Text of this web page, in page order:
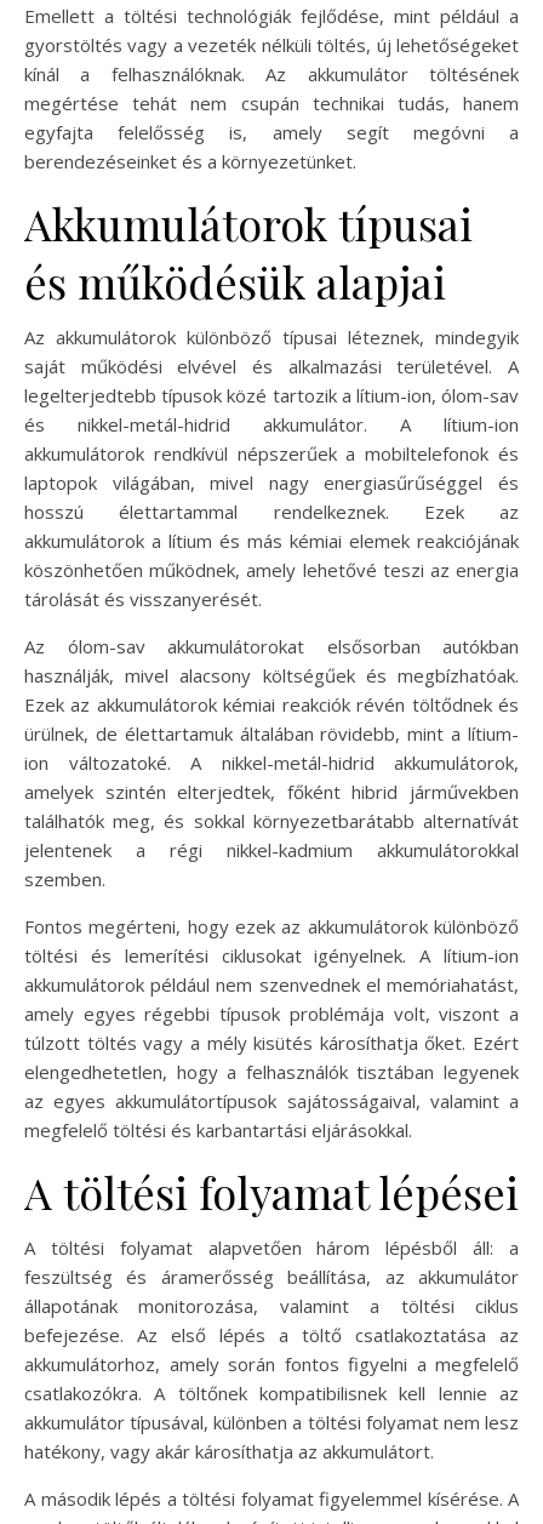
Emellett a töltési technológiák fejlődése, mint például a
gyorstöltés vagy a vezeték nélküli töltés, új lehetőségeket
kínál a felhasználóknak. Az akkumulátor töltésének
megértése tehát nem csupán technikai tudás, hanem
egyfajta felelősség is, amely segít megóvni a
berendezéseinket és a környezetünket.
Akkumulátorok típusai
és működésük alapjai
Az akkumulátorok különböző típusai léteznek, mindegyik
saját működési elvével és alkalmazási területével. A
legelterjedtebb típusok közé tartozik a lítium-ion, ólom-sav
és nikkel-metál-hidrid akkumulátor. A lítium-ion
akkumulátorok rendkívül népszerűek a mobiltelefonok és
laptopok világában, mivel nagy energiasűrűséggel és
hosszú élettartammal rendelkeznek. Ezek az
akkumulátorok a lítium és más kémiai elemek reakciójának
köszönhetően működnek, amely lehetővé teszi az energia
tárolását és visszanyerését.
Az ólom-sav akkumulátorokat elsősorban autókban
használják, mivel alacsony költségűek és megbízhatóak.
Ezek az akkumulátorok kémiai reakciók révén töltődnek és
ürülnek, de élettartamuk általában rövidebb, mint a lítium-
ion változatoké. A nikkel-metál-hidrid akkumulátorok,
amelyek szintén elterjedtek, főként hibrid járművekben
találhatók meg, és sokkal környezetbarátabb alternatívát
jelentenek a régi nikkel-kadmium akkumulátorokkal
szemben.
Fontos megérteni, hogy ezek az akkumulátorok különböző
töltési és lemerítési ciklusokat igényelnek. A lítium-ion
akkumulátorok például nem szenvednek el memóriahatást,
amely egyes régebbi típusok problémája volt, viszont a
túlzott töltés vagy a mély kisütés károsíthatja őket. Ezért
elengedhetetlen, hogy a felhasználók tisztában legyenek
az egyes akkumulátortípusok sajátosságaival, valamint a
megfelelő töltési és karbantartási eljárásokkal.
A töltési folyamat lépései
A töltési folyamat alapvetően három lépésből áll: a
feszültség és áramerősség beállítása, az akkumulátor
állapotának monitorozása, valamint a töltési ciklus
befejezése. Az első lépés a töltő csatlakoztatása az
akkumulátorhoz, amely során fontos figyelni a megfelelő
csatlakozókra. A töltőnek kompatibilisnek kell lennie az
akkumulátor típusával, különben a töltési folyamat nem lesz
hatékony, vagy akár károsíthatja az akkumulátort.
A második lépés a töltési folyamat figyelemmel kísérése. A